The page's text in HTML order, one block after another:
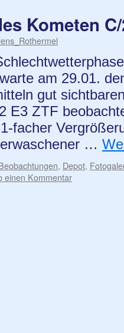
Kometen
am 29.01.
gut
E3 ZTF
facher
…
, Depot,
einen Kommentar